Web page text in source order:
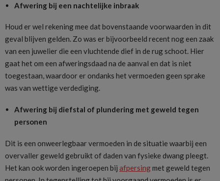
Afwering bij een nachtelijke inbraak
Houd er wel rekening mee dat bovenstaande voorwaarden in dit
geval blijven gelden. Zo was er bijvoorbeeld recent nog een zaak
van een juwelier die een vluchtende dief in de rug schoot. Hier
gaat het om een afweringsdaad na de aanval en dat is niet
toegestaan, waardoor er ondanks het vermoeden geen sprake
was van wettige verdediging.
Afwering bij diefstal of plundering met geweld tegen
personen
Dit is een onweerlegbaar vermoeden in de situatie waarbij een
overvaller geweld gebruikt of daden van fysieke dwang pleegt.
Het kan ook worden ingeroepen bij afpersingmet geweld tegen